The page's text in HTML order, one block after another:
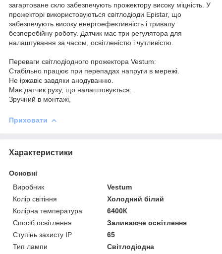
загартоване скло забезпечують прожектору високу міцність. У
прожекторі використовуються світлодіоди Epistar, що
забезпечують високу енергоефективність і тривалу
безперебійну роботу. Датчик має три регулятора для
налаштування за часом, освітленістю і чутливістю.
Переваги світлодіодного прожектора Vestum:
Стабільно працює при перепадах напруги в мережі.
Не іржавіє завдяки анодуванню.
Має датчик руху, що налаштовується.
Зручний в монтажі,
Приховати
Характеристики
Основні
Виробник
Vestum
Колір світіння
Холодний білий
Колірна температура
6400К
Спосіб освітлення
Заливаюче освітлення
Ступінь захисту IP
65
Тип лампи
Світлодіодна